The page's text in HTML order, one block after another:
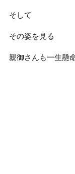
そして
その姿を見る
親御さんも一生懸